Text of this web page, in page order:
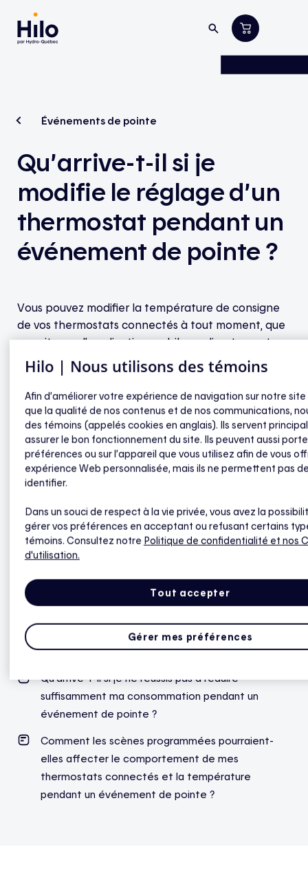
Événements de pointe
Qu’arrive-t-il si je
modifie le réglage d’un
thermostat pendant un
événement de pointe ?
Vous pouvez modifier la température de consigne
de vos thermostats connectés à tout moment, que
ce soit avec l’application mobile ou directement sur
les appareils.
Cependant, toute modification à la
hausse ou à la baisse effectuée entre le
début de la phase de préchauffage et la
fin de la phase de reprise exclura ce
thermostat de la liste des appareils
automatisés par Hilo, et vous risquez ainsi
de moins économiser.
Pendant un événement de pointe
Je n’ai pas réussi à réduire ma consommation
pendant un événement de pointe. Pourquoi ?
Qu’arrive-t-il si je ne réussis pas à réduire
suffisamment ma consommation pendant un
événement de pointe ?
Comment les scènes programmées pourraient-
elles affecter le comportement de mes
thermostats connectés et la température
pendant un événement de pointe ?
Hilo | Nous utilisons des témoins
Afin d’améliorer votre expérience de navigation sur notre site
que la qualité de nos contenus et de nos communications,
des témoins (appelés cookies en anglais). Ils servent
assurer le bon fonctionnement du site. Ils peuvent aussi
préférences ou sur l’appareil que vous utilisez afin de vous
expérience Web personnalisée, mais ils ne permettent pas
identifier.
Dans un souci de respect à la vie privée, vous avez la
gérer vos préférences en acceptant ou refusant certains
témoins. Consultez notre Politique de confidentialité et nos
d'utilisation.
Tout accepter
Gérer mes préférences